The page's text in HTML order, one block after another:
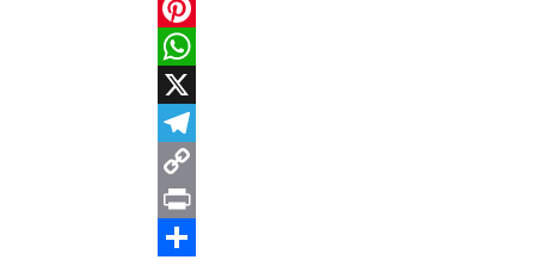
Reddit
Pinterest
WhatsApp
X
Telegram
Copy
Link
Print